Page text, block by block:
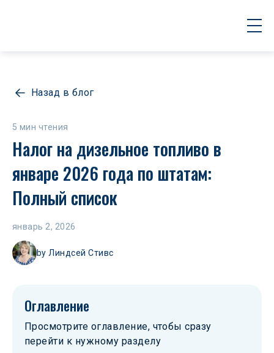
Назад в блог
5 мин чтения
Налог на дизельное топливо в
январе 2026 года по штатам:
Полный список
январь 2, 2026
by Линдсей Стивс
Оглавление
Просмотрите оглавление, чтобы сразу
перейти к нужному разделу